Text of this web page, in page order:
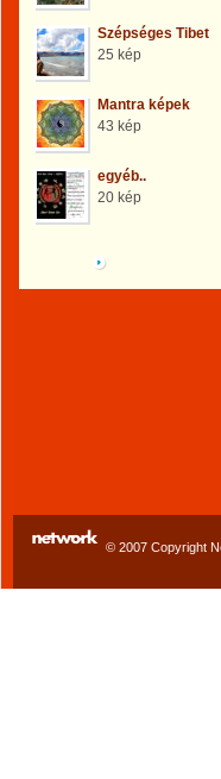
Szépséges Tibet
25 kép
Mantra képek
43 kép
egyéb..
20 kép
© 2007 Copyright